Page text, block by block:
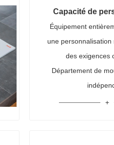
Capacité de
Équipement
une personnalisation
des exigences
Département de